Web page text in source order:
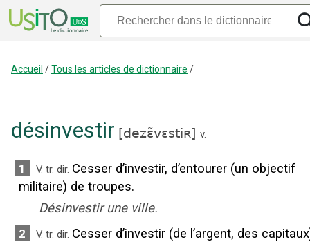
Accueil /Tous les articles de dictionnaire /
désinvestir [dezɛ̃vɛstiʀ] v.
1 V. tr. dir. Cesser d’investir, d’entourer (un objectif
militaire) de troupes.
Désinvestir une ville.
2 V. tr. dir. Cesser d’investir (de l’argent, des